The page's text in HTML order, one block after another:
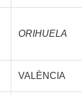
ORIHUELA
VALÈNCIA